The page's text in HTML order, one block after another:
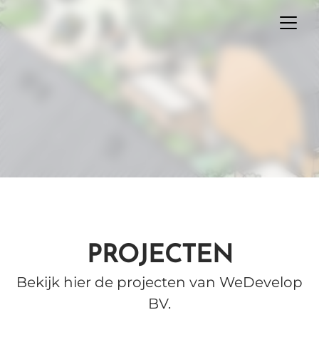
PROJECTEN
Bekijk hier de projecten van WeDevelop
BV.